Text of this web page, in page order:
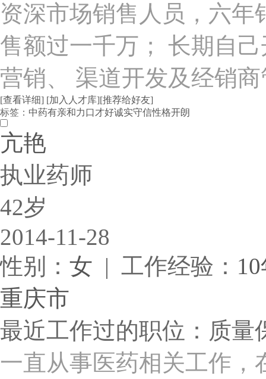
资深市场销售人员，六
售额过一千万； 长期自
营销、 渠道开发及经销
[查看详细] [加入人才库][推荐给好友]
标签： 中药有亲和力口才好诚实守信性格开朗
亢艳
执业药师
42岁
2014-11-28
性别： 女 | 工作经验：
重庆市
最近工作过的职位：质量
一直从事医药相关工作，